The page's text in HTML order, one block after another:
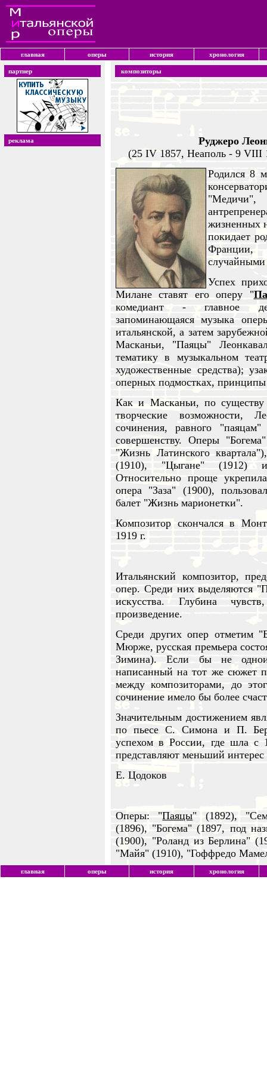
главная оперы история хронология
партнер
реклама
композиторы
Руджеро
(25 IV 1857, Неаполь - 9 VIII
Родился 8
"Медичи",
жизненных
покидает
Франции,
Успех
Милане ставят его оперу "
комедиант - главное
запоминающаяся музыка
итальянской, а затем
Масканьи, "Паяцы"
тематику в музыкальном
художественные средства);
оперных подмостках,
Как и Масканьи, по существу
творческие возможности,
сочинения, равного
совершенству. Оперы
"Жизнь Латинского
(1910), "Цыгане" (1912)
Относительно проще
опера "Заза" (1900),
балет "Жизнь марионетки".
Композитор скончался в
1919 г.
Итальянский композитор,
опер. Среди них выделяются
искусства. Глубина
произведение.
Среди других опер отметим
Мюрже, русская премьера
Зимина). Если бы не
написанный на тот же сюжет
между композиторами, до
сочинение имело бы более
Значительным достижением
по пьесе С. Симона и П.
успехом в России, где шла с
представляют меньший
Е. Цодоков
Оперы: "Паяцы" (1892),
(1896), "Богема" (1897, под
(1900), "Роланд из Берлина"
"Майя" (1910), "Гоффредо
главная оперы история хронология